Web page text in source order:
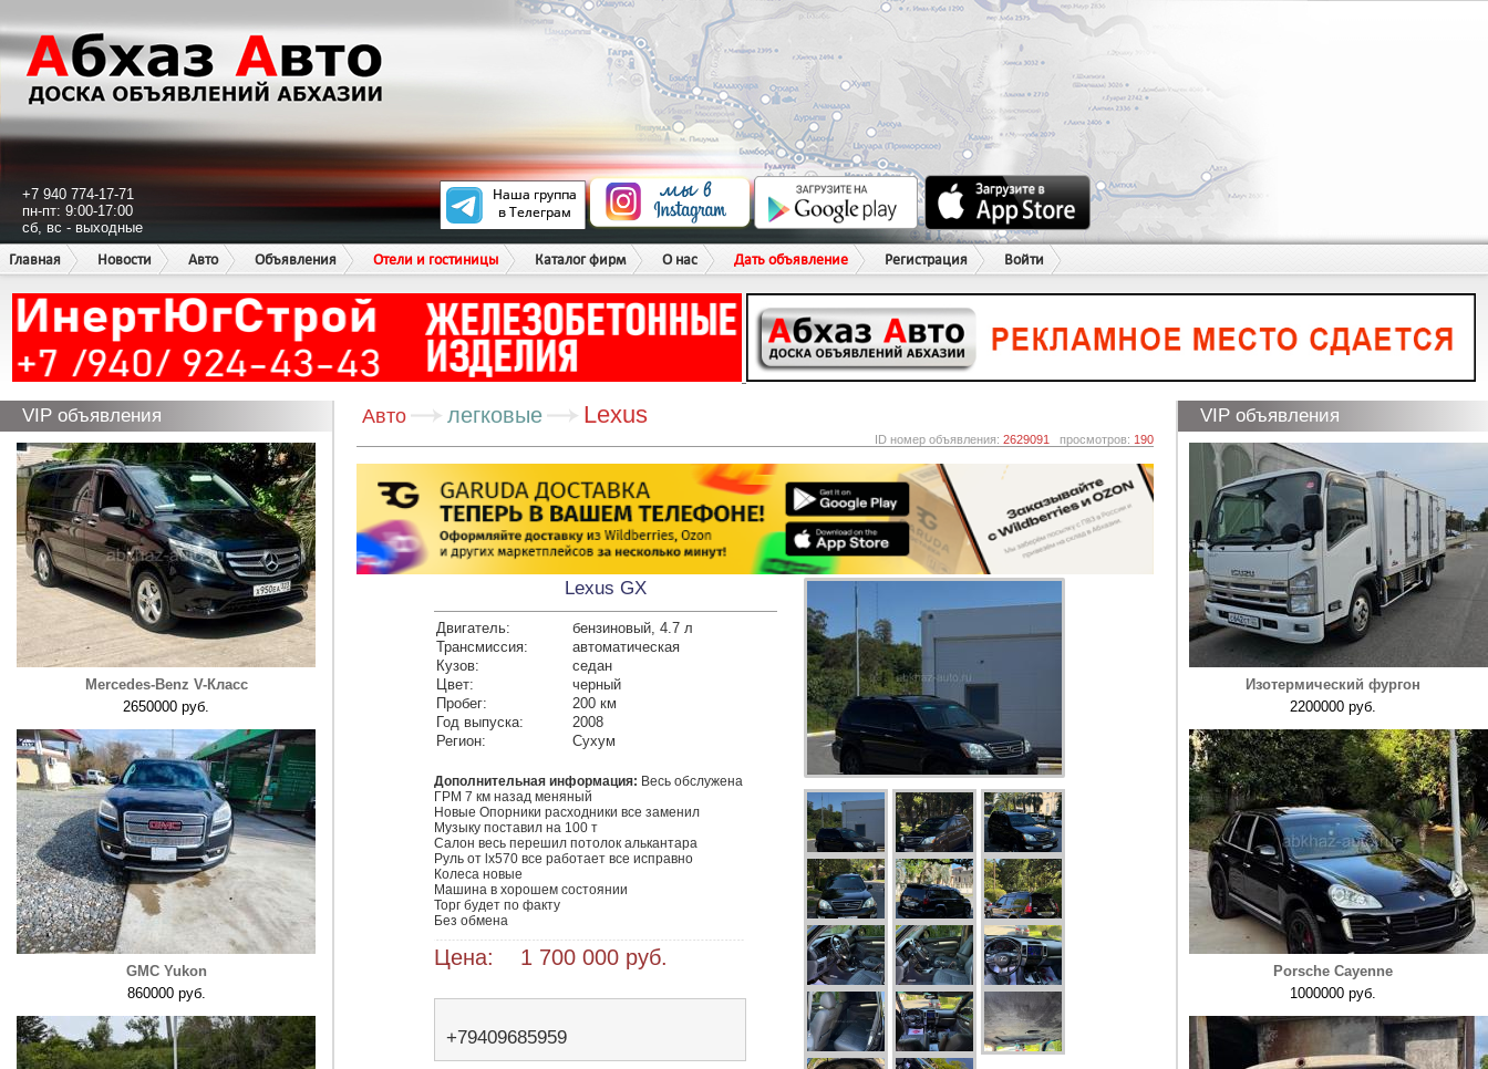
+7 940 774-17-71
пн-пт: 9:00-17:00
сб, вс - выходные
Главная
Новости Авто Объявления Отели и гостиницы Каталог фирм О нас Дать объявление Регистрация Войти
VIP объявления
Mercedes-Benz V-Класс
2650000 руб.
GMC Yukon
860000 руб.
Авто легковые Lexus
ID номер объявления: 2629091 просмотров: 190
Lexus GX
Двигатель:
бензиновый, 4.7 л
Трансмиссия:
автоматическая
Кузов:
седан
Цвет:
черный
Пробег:
200 км
Год выпуска:
2008
Регион:
Сухум
Дополнительная информация: Весь обслужена
ГРМ 7 км назад меняный
Новые Опорники расходники все заменил
Музыку поставил на 100 т
Салон весь перешил потолок алькантара
Руль от lx570 все работает все исправно
Колеса новые
Машина в хорошем состоянии
Торг будет по факту
Цена: 1 700 000 руб.
+79409685959
VIP объявления
Изотермический фургон
2200000 руб.
Porsche Cayenne
1000000 руб.